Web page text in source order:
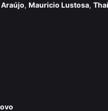
,Mauricio Lustosa,